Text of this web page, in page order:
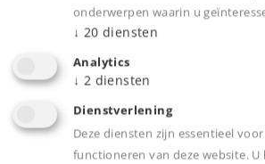
Highlights
H0 Ersatzschleifer kurz (5 cm):
Modelle mit wenig Platz unter
Stabile Stromabnahme:
onderwerpen waarin u
↓ 20 diensten
Analytics
↓ 2 diensten
Dienstverlening
Deze diensten zijn essentieel
functioneren van deze website.